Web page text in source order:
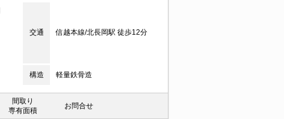
交通
信越本線/北長岡駅 徒歩12分
構造 軽量鉄骨造
間取り
専有面積
お問合せ